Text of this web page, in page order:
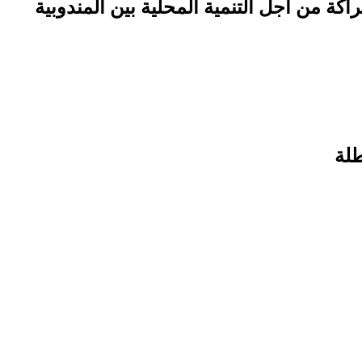
من أجل التنمية المحلية بين المندوبية